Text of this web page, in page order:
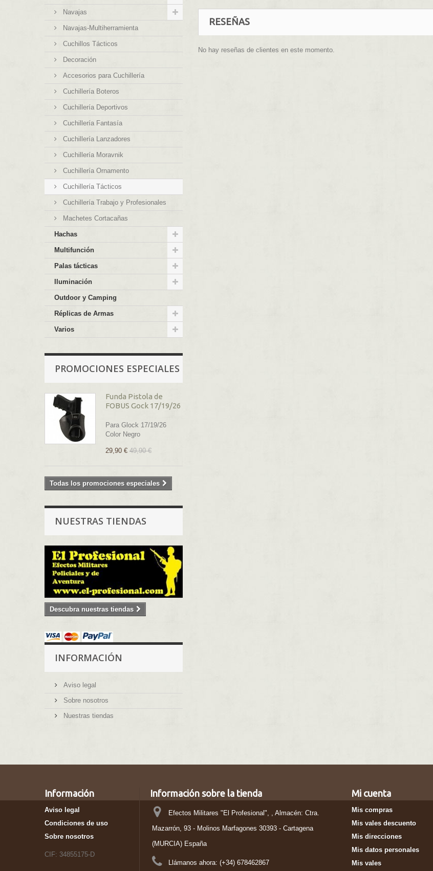
Navajas
Navajas-Multiherramienta
Cuchillos Tácticos
Decoración
Accesorios para Cuchillería
Cuchillería Boteros
Cuchillería Deportivos
Cuchillería Fantasía
Cuchillería Lanzadores
Cuchillería Moravnik
Cuchillería Ornamento
Cuchillería Tácticos
Cuchillería Trabajo y Profesionales
Machetes Cortacañas
Hachas
Multifunción
Palas tácticas
Iluminación
Outdoor y Camping
Réplicas de Armas
Varios
PROMOCIONES ESPECIALES
Funda Pistola de
FOBUS Gock 17/19/26
Para Glock 17/19/26
Color Negro
29,90 € 49,90 €
Todas los promociones especiales
NUESTRAS TIENDAS
Descubra nuestras tiendas
INFORMACIÓN
Aviso legal
Sobre nosotros
Nuestras tiendas
RESEÑAS
No hay reseñas de clientes en este momento.
Información
Aviso legal
Condiciones de uso
Sobre nosotros
CIF: 34855175-D
Información sobre la tienda
Efectos Militares "El Profesional", , Almacén: Ctra.
Mazarrón, 93 - Molinos Marfagones 30393 - Cartagena
(MURCIA) España
Llámanos ahora: (+34) 678462867
Mi cuenta
Mis compras
Mis vales descuento
Mis direcciones
Mis datos personales
Mis vales